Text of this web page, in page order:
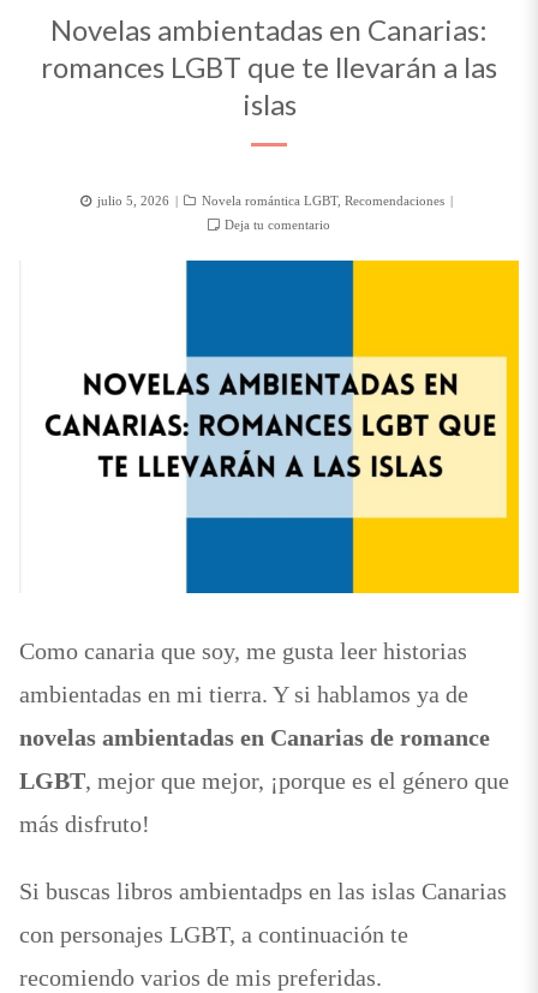
Novelas ambientadas en Canarias:
romances LGBT que te llevarán a las
islas
Posted
julio 5, 2026 Categorías
Novela romántica LGBT, Recomendaciones
Deja tu comentario
Como canaria que soy, me gusta leer historias
ambientadas en mi tierra. Y si hablamos ya de
novelas ambientadas en Canarias de romance
LGBT, mejor que mejor, ¡porque es el género que
más disfruto!
Si buscas libros ambientadps en las islas Canarias
con personajes LGBT, a continuación te
recomiendo varios de mis preferidas.